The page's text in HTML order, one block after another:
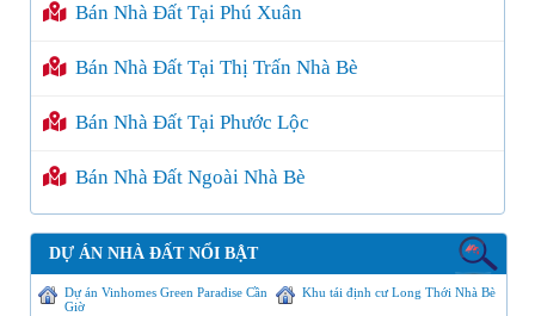
Bán Nhà Đất Tại Phú Xuân
Bán Nhà Đất Tại Thị Trấn Nhà Bè
Bán Nhà Đất Tại Phước Lộc
Bán Nhà Đất Ngoài Nhà Bè
DỰ ÁN NHÀ ĐẤT NỔI BẬT
Dự án Vinhomes Green Paradise Cần
Giờ
Khu tái định cư Long Thới Nhà Bè